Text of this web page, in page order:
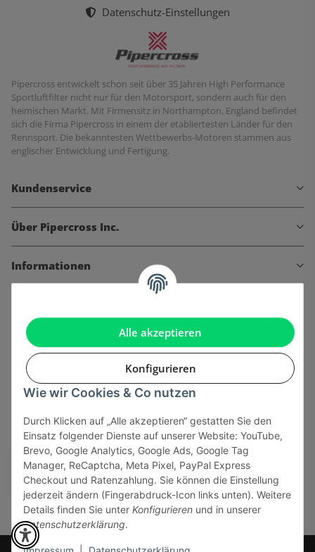
Alle akzeptieren
Konfigurieren
Wie wir Cookies & Co nutzen
Durch Klicken auf „Alle akzeptieren“ gestatten Sie den
Einsatz folgender Dienste auf unserer Website: YouTube,
Brevo, Google Analytics, Google Ads, Google Tag
Manager, ReCaptcha, Meta Pixel, PayPal Express
Checkout und Ratenzahlung. Sie können die Einstellung
jederzeit ändern (Fingerabdruck-Icon links unten). Weitere
Details finden Sie unter Konfigurieren und in unserer
Datenschutzerklärung.
Datenschutz-Einstellungen
Pipercross entwickelt schon seit über 35 Jahren High Performance
Sportluftfilter nicht nur für den Motorsport, sondern auch für den
heimischen Markt. Mit Firmensitz in Northampton, England befindet
sich die Firma Pipercross in einem der etabliertesten Länder für den
Rennsport. Die bekanntesten Wettbewerbs-Motoren stammen aus
englischer Entwicklung und Fertigung.
Kundenservice
Über Pipercross Inc.
Informationen
Onlinehandel basiert auf Vertrauen:
Sicher bezahlen via: